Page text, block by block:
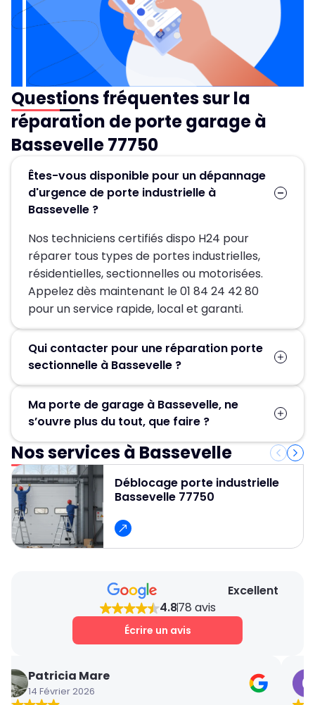
Questions fréquentes sur la
réparation de porte garage à
Bassevelle 77750
Êtes-vous disponible pour un dépannage
d'urgence de porte industrielle à
Bassevelle ?
Nos techniciens certifiés dispo H24 pour
réparer tous types de portes industrielles,
résidentielles, sectionnelles ou motorisées.
Appelez dès maintenant le 01 84 24 42 80
pour un service rapide, local et garanti.
Qui contacter pour une réparation porte
sectionnelle à Bassevelle ?
Bassevelle, contactez MGParis au 01 84 24 42
80 ! Nos artisans serruriers assurent un
dépannage rapide et efficace en 30 minute.
Ma porte de garage à Bassevelle, ne
s’ouvre plus du tout, que faire ?
Contactez Métallerie Grand Paris pour un
service de déblocage porte de garage rapide,
fiable et professionnel et pour obtenir un devis
gratuit et des conseils personnalisés.
Nos services à Bassevelle
Déblocage porte industrielle
Bassevelle 77750
Excellent
4.878 avis
Écrire un avis
Patricia Mare
14 Février 2026